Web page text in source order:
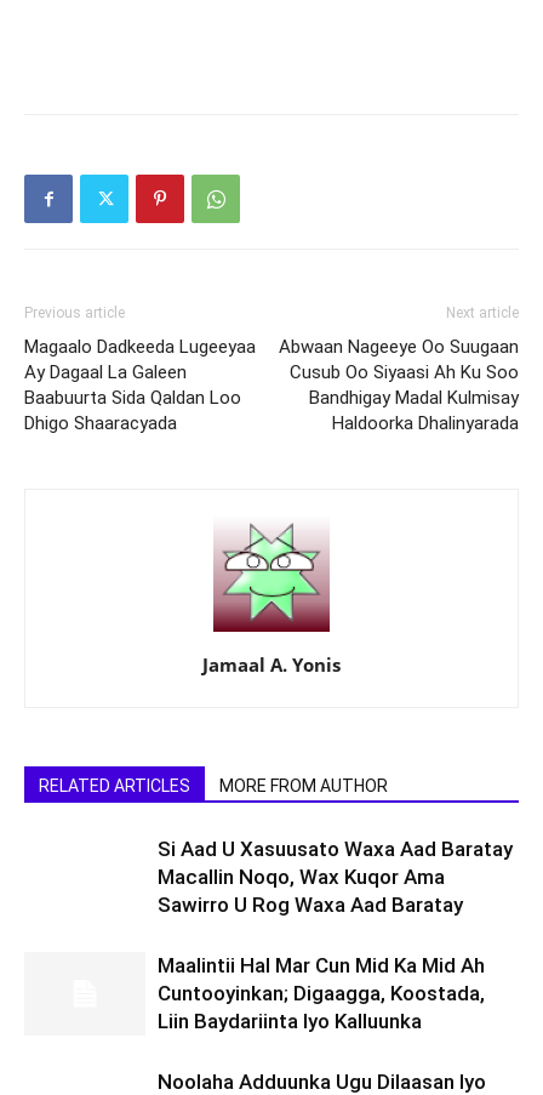
Previous article
Magaalo Dadkeeda Lugeeyaa
Ay Dagaal La Galeen
Baabuurta Sida Qaldan Loo
Dhigo Shaaracyada
Next article
Abwaan Nageeye Oo Suugaan
Cusub Oo Siyaasi Ah Ku Soo
Bandhigay Madal Kulmisay
Haldoorka Dhalinyarada
Jamaal A. Yonis
RELATED ARTICLES MORE FROM AUTHOR
Si Aad U Xasuusato Waxa Aad Baratay
Macallin Noqo, Wax Kuqor Ama
Sawirro U Rog Waxa Aad Baratay
Maalintii Hal Mar Cun Mid Ka Mid Ah
Cuntooyinkan; Digaagga, Koostada,
Liin Baydariinta Iyo Kalluunka
Noolaha Adduunka Ugu Dilaasan Iyo